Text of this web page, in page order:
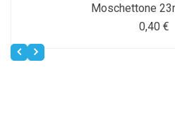
Moschettone
0,40 €